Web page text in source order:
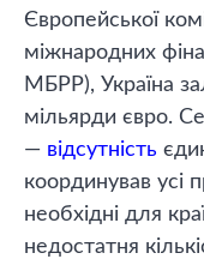
Європейської
міжнародних
МБРР), Україна
мільярди євро.
— відсутність
координував усі
необхідні для
недостатня